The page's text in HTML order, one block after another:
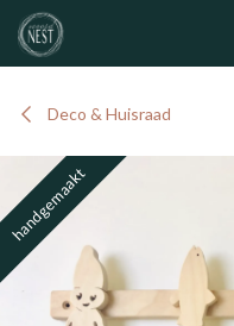
Overslaan naar inhoud
Deco & Huisraad
handgemaakt